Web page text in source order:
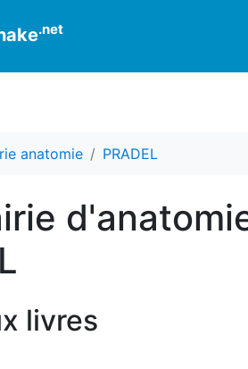
.net
anatomie PRADEL
livres